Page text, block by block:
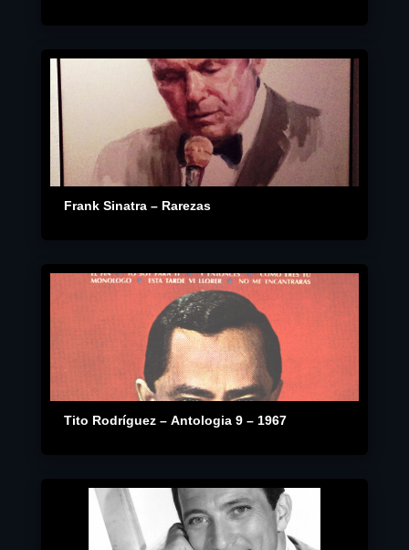
Frank Sinatra – Rarezas
Tito Rodríguez – Antologia 9 – 1967